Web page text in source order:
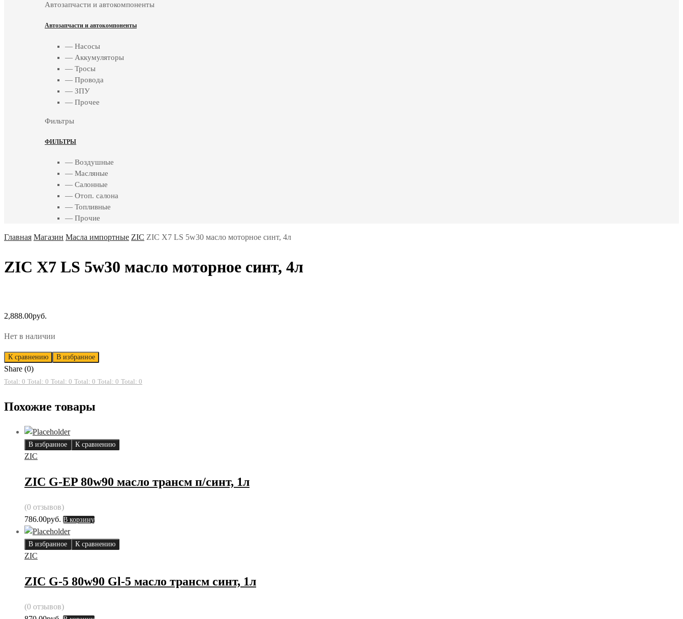
Автозапчасти и автокомпоненты
Автозапчасти и автокомпоненты
— Насосы
— Аккумуляторы
— Тросы
— Провода
— ЗПУ
— Прочее
Фильтры
ФИЛЬТРЫ
— Воздушные
— Масляные
— Салонные
— Отоп. салона
— Топливные
— Прочие
Главная Магазин Масла импортные ZIC ZIC X7 LS 5w30 масло моторное синт, 4л
ZIC X7 LS 5w30 масло моторное синт, 4л
2,888.00руб.
Нет в наличии
К сравнению В избранное
Share (0)
Total: 0 Total: 0 Total: 0 Total: 0 Total: 0 Total: 0
Похожие товары
В избранное К сравнению
ZIC
ZIC G-EP 80w90 масло трансм п/синт, 1л
(0 отзывов)
786.00руб. В корзину
В избранное К сравнению
ZIC
ZIC G-5 80w90 Gl-5 масло трансм синт, 1л
(0 отзывов)